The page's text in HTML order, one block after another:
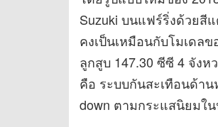
Suzuki บนแฟร์ริ่งด้วยสี
คงเป็นเหมือนกับโมเดล
ลูกสูบ 147.30 ซีซี 4 จังห
คือ ระบบกันสะเทือนด้าน
down ตามกระแสนิยมใ